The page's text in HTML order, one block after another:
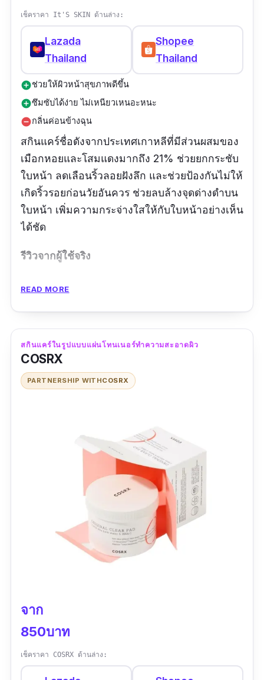
เช็คราคา It'S SKIN ด้านล่าง:
Lazada
Thailand
Shopee
Thailand
add_circleช่วยให้ผิวหน้าสุขภาพดีขึ้น
add_circleซึมซับได้ง่าย ไม่เหนียวเหนอะหนะ
remove_circleกลิ่นค่อนข้างฉุน
สกินแคร์ชื่อดังจากประเทศเกาหลีที่มีส่วนผสมของ
เมือกหอยและโสมแดงมากถึง 21% ช่วยยกกระชับ
ใบหน้า ลดเลือนริ้วลอยฝังลึก และช่วยป้องกันไม่ให้
เกิดริ้วรอยก่อนวัยอันควร ช่วยลบล้างจุดด่างดำบน
ใบหน้า เพิ่มความกระจ่างใสให้กับใบหน้าอย่างเห็น
ได้ชัด
รีวิวจากผู้ใช้จริง
ใช้ดีมากค่ะ ร้านนี้รับประกันของแท้
READ MORE
สกินแคร์ในรูปแบบแผ่นโทนเนอร์ทำความสะอาดผิว
COSRX
PARTNERSHIP WITHCOSRX
จาก
850บาท
เช็คราคา COSRX ด้านล่าง: